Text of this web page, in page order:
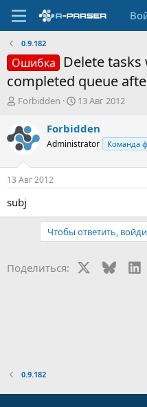
0.9.182
Ошибка
Delete
completed queue
А
т
о
р
т
е
м
ы
Forbidden
Д
т
н
а
13 Авг 2012
Forbidden
Administrator Команда
13 Авг 2012
subj
Чтобы ответить,
Поделиться: Bluesky
0.9.182